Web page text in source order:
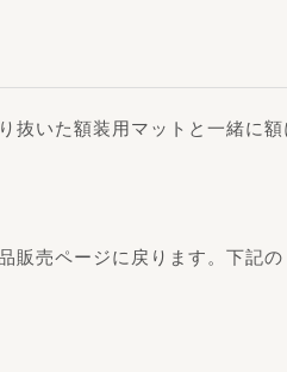
抜いた額装用マットと一緒に
販売ページに戻ります。下記